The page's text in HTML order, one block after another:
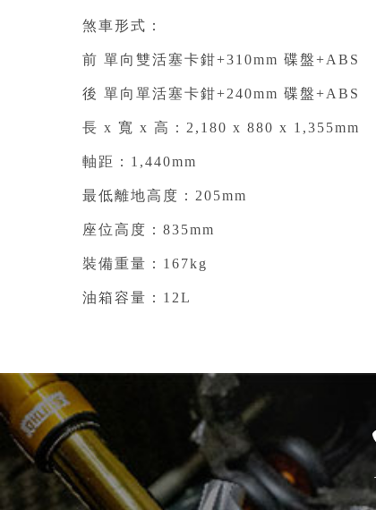
煞車形式：⁣
前 單向雙活塞卡鉗+310mm 碟盤+ABS⁣
後 單向單活塞卡鉗+240mm 碟盤+ABS⁣
長 x 寬 x 高：2,180 x 880 x 1,355mm⁣
軸距：1,440mm⁣
最低離地高度：205mm⁣
座位高度：835mm⁣
裝備重量：167kg⁣
油箱容量：12L